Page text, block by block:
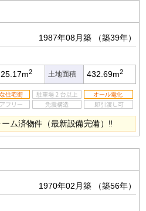
1987年08月築
（築39年）
2 土地面積 432.69m2
ム済物件（最新設備完備）‼
1970年02月築
（築56年）